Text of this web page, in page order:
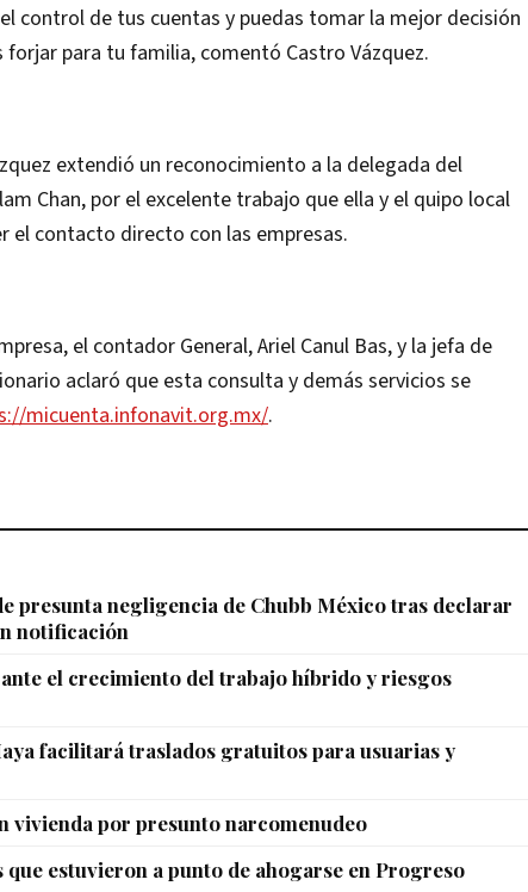
control de tus cuentas y puedas tomar la mejor decisión
para tu familia, comentó Castro Vázquez.
extendió un reconocimiento a la delegada del
Chan, por el excelente trabajo que ella y el quipo local
el contacto directo con las empresas.
el contador General, Ariel Canul Bas, y la jefa de
aclaró que esta consulta y demás servicios se
micuenta.infonavit.org.mx/.
presunta negligencia de Chubb México tras declarar
notificación
el crecimiento del trabajo híbrido y riesgos
facilitará traslados gratuitos para usuarias y
vivienda por presunto narcomenudeo
estuvieron a punto de ahogarse en Progreso